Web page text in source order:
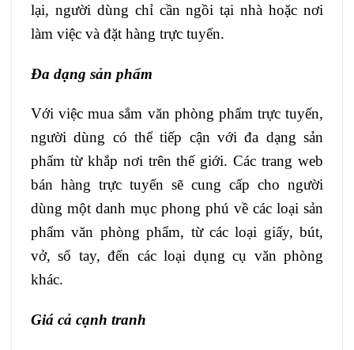
lại, người dùng chỉ cần ngồi tại nhà hoặc nơi
làm việc và đặt hàng trực tuyến.
Đa dạng sản phẩm
Với việc mua sắm văn phòng phẩm trực tuyến,
người dùng có thể tiếp cận với đa dạng sản
phẩm từ khắp nơi trên thế giới. Các trang web
bán hàng trực tuyến sẽ cung cấp cho người
dùng một danh mục phong phú về các loại sản
phẩm văn phòng phẩm, từ các loại giấy, bút,
vở, sổ tay, đến các loại dụng cụ văn phòng
khác.
Giá cả cạnh tranh